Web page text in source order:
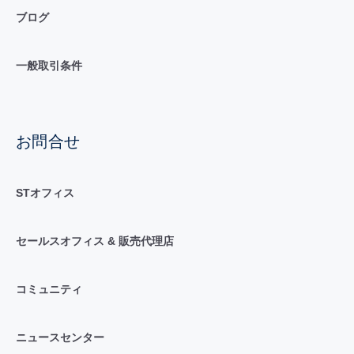
ブログ
一般取引条件
お問合せ
STオフィス
セールスオフィス & 販売代理店
コミュニティ
ニュースセンター